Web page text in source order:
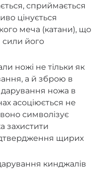
сприймається
цінується
меча (катани), що
його
ножі не тільки як
а й зброю в
ножа в
асоціюється не
символізує
захистити
щирих
кинджалів